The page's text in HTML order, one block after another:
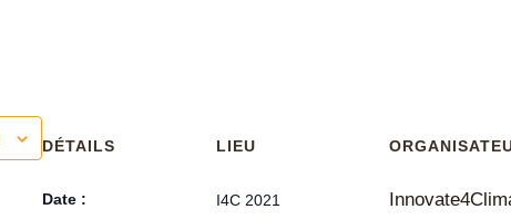
DÉTAILS
Date :
LIEU
I4C 2021